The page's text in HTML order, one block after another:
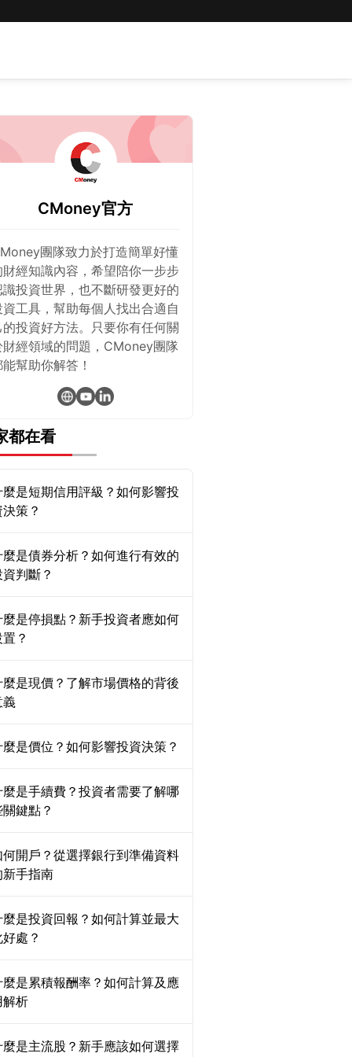
CMoney官方
團隊致力於打造簡單好懂
財經知識內容，希望陪你一步步
識投資世界，也不斷研發更好的
資工具，幫助每個人找出合適自
的投資好方法。只要你有任何關
財經領域的問題，CMoney團隊
能幫助你解答！
都在看
麼是短期信用評級？如何影響投
策？
麼是債券分析？如何進行有效的
資判斷？
麼是停損點？新手投資者應如何
？
麼是現價？了解市場價格的背後
義
麼是價位？如何影響投資決策？
麼是手續費？投資者需要了解哪
關鍵點？
何開戶？從選擇銀行到準備資料
新手指南
麼是投資回報？如何計算並最大
處？
麼是累積報酬率？如何計算及應
解析
麼是主流股？新手應該如何選擇